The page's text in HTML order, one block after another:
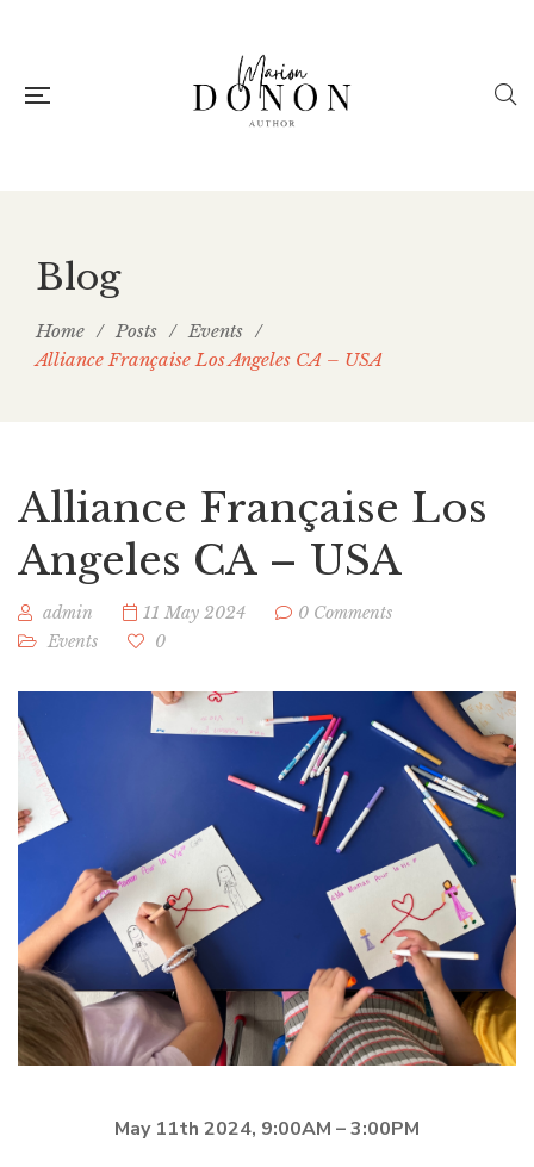
Blog
Home / Posts / Events /
Alliance Française Los Angeles CA – USA
Alliance Française Los
Angeles CA – USA
admin 11 May 2024
0 Comments
Events
0
May 11th 2024, 9:00AM – 3:00PM